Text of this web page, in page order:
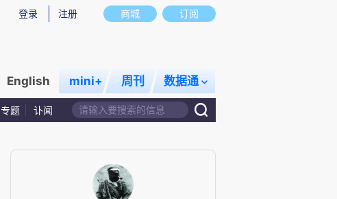
商城 订阅
登录 注册
English mini+ 周刊 数据通
专题 讣闻